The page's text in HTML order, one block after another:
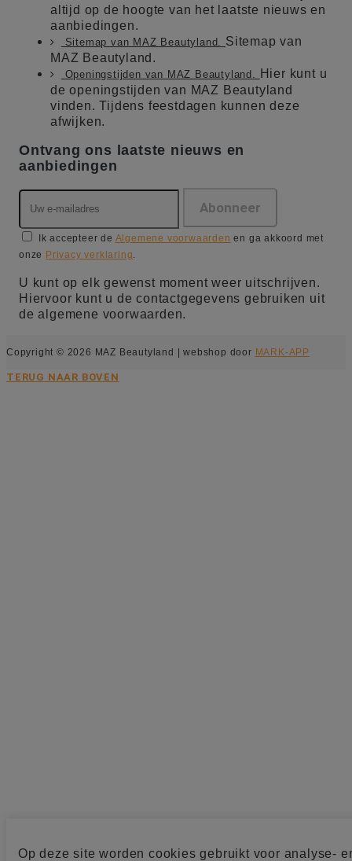
Op deze site worden cookies gebruikt voor analyse-
altijd op de hoogte van het laatste nieuws en
aanbiedingen.
Sitemap van MAZ Beautyland. Sitemap van
MAZ Beautyland.
Openingstijden van MAZ Beautyland.
Hier kunt u
de openingstijden van MAZ Beautyland
vinden. Tijdens feestdagen kunnen deze
afwijken.
Ontvang ons laatste nieuws en
aanbiedingen
Ik accepteer de Algemene voorwaarden en ga akkoord met
onze Privacy verklaring
U kunt op elk gewenst moment weer uitschrijven.
Hiervoor kunt u de contactgegevens gebruiken uit
de algemene voorwaarden.
Copyright © 2026 MAZ Beautyland | webshop door MARK-APP
TERUG NAAR BOVEN